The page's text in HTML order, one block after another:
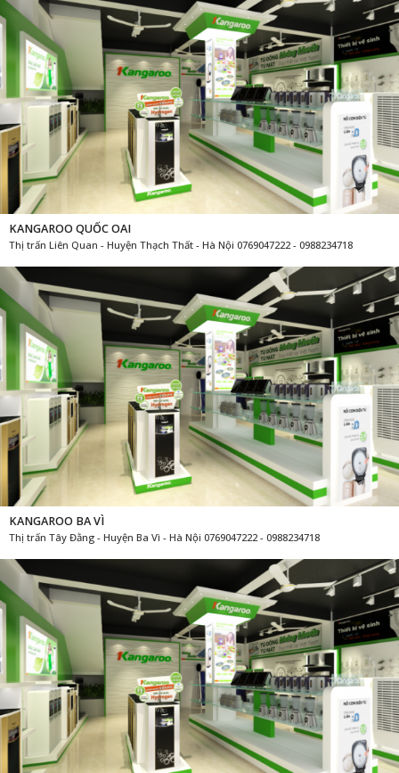
KANGAROO QUỐC OAI
Thị trấn Liên Quan - Huyện Thạch Thất - Hà Nội 0769047222 - 0988234718
KANGAROO BA VÌ
Thị trấn Tây Đằng - Huyện Ba Vì - Hà Nội 0769047222 - 0988234718